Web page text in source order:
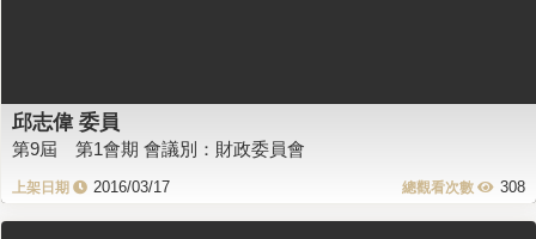
邱志偉 委員
第9屆 第1會期 會議別：財政委員會
2016/03/17 308